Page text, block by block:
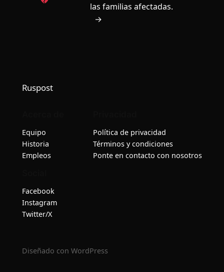
las familias afectadas.
→
Ruspost
Equipo
Historia
Empleos
Política de privacidad
Términos y condiciones
Ponte en contacto con nosotros
Facebook
Instagram
Twitter/X
Diseñado con WordPress